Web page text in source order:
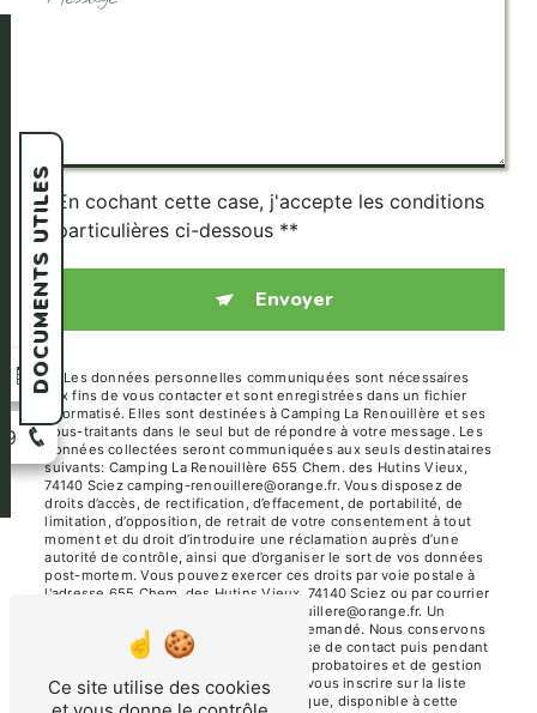
En cochant cette case, j'accepte les conditions
particulières ci-dessous **
Envoyer
** Les données personnelles communiquées sont nécessaires
aux fins de vous contacter et sont enregistrées dans un fichier
informatisé. Elles sont destinées à Camping La Renouillère et ses
sous-traitants dans le seul but de répondre à votre message. Les
données collectées seront communiquées aux seuls destinataires
suivants: Camping La Renouillère 655 Chem. des Hutins Vieux,
74140 Sciez camping-renouillere@orange.fr. Vous disposez de
droits d’accès, de rectification, d’effacement, de portabilité, de
limitation, d’opposition, de retrait de votre consentement à tout
moment et du droit d’introduire une réclamation auprès d’une
autorité de contrôle, ainsi que d’organiser le sort de vos données
post-mortem. Vous pouvez exercer ces droits par voie postale à
l'adresse 655 Chem. des Hutins Vieux, 74140 Sciez ou par courrier
électronique à l'adresse camping-renouillere@orange.fr. Un
justificatif d'identité pourra vous être demandé. Nous conservons
vos données pendant la période de prise de contact puis pendant
la durée de prescription légale aux fins probatoires et de gestion
des contentieux. Vous avez le droit de vous inscrire sur la liste
d'opposition au démarchage téléphonique, disponible à cette
DOCUMENTS UTILES
Ce site utilise des cookies